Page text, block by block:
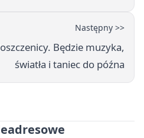
Następny >>
Będzie muzyka,
światła i taniec do późna